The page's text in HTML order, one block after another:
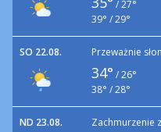
/ 27°
39° / 29°
SO 22.08. Przeważnie
34° / 26°
38° / 28°
ND 23.08. Zachmurzenie